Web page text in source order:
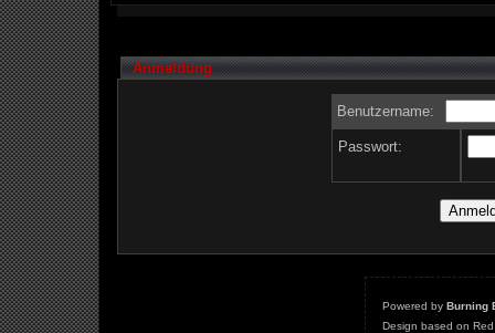
Anmeldung
Benutzername:
Passwort:
Powered by Burning
Design based on